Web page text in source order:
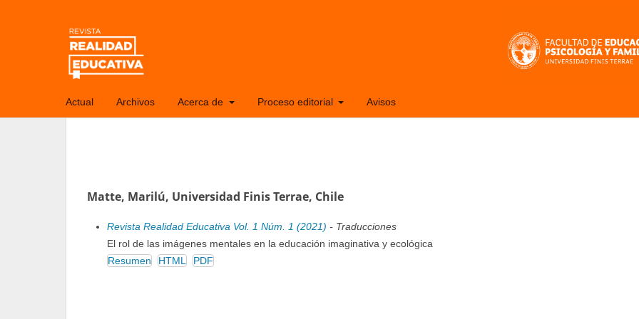
Actual Archivos Acerca de Proceso editorial Avisos
Matte, Marilú, Universidad Finis Terrae, Chile
Revista Realidad Educativa Vol. 1 Núm. 1 (2021) - Traducciones
El rol de las imágenes mentales en la educación imaginativa y ecológica
Resumen
HTML PDF